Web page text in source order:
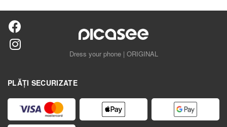
Dress your phone | ORIGINAL
PLĂȚI SECURIZATE